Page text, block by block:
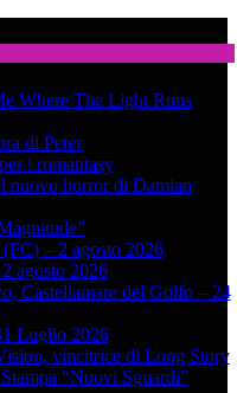
Where The Light Runs
di Peter
i romantasy
nuovo horror di Damian
– 2 agosto 2026
agosto 2026
Castellamare del Golfo – 24
Luglio 2026
vincitrice di Long Story
“Nuovi Sguardi”